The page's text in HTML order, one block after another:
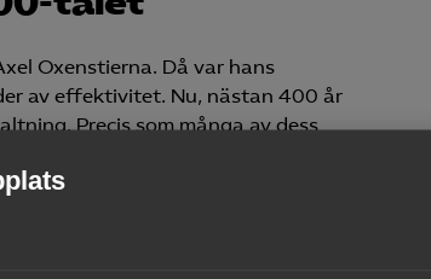
Oxenstierna. Då var hans
av effektivitet. Nu, nästan 400 år
Precis som många av dess
som exempel.
stopp. Det är dags att